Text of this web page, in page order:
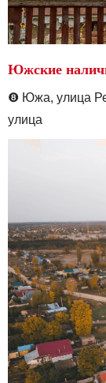
Южские
❽ Южа, улица
улица